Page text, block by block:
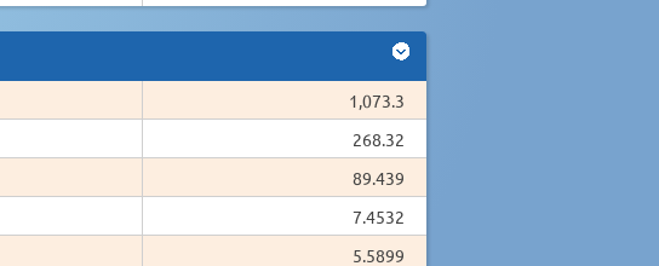
1,073.3
268.32
89.439
7.4532
5.5899